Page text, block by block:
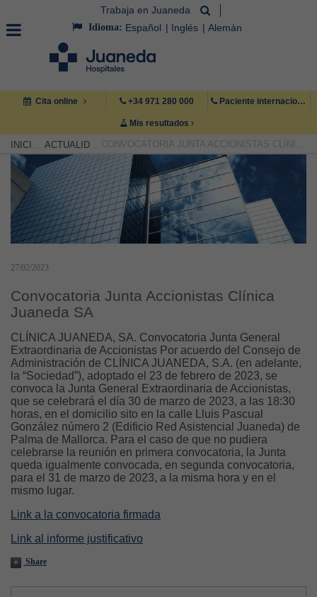
Trabaja en Juaneda
Idioma: Español Inglés Alemán
Cita online +34 971 280 000 Paciente internacional +34 971 222 222
Mis resultados
INICIO ACTUALIDAD CONVOCATORIA JUNTA ACCIONISTAS CLÍNICA JUANEDA SA
27/02/2023
Convocatoria Junta Accionistas Clínica
Juaneda SA
CLÍNICA JUANEDA, SA. Convocatoria Junta General
Extraordinaria de Accionistas Por acuerdo del Consejo de
Administración de CLÍNICA JUANEDA, S.A. (en adelante,
la “Sociedad”), adoptado el 23 de febrero de 2023, se
convoca la Junta General Extraordinaria de Accionistas,
que se celebrará el día 30 de marzo de 2023, a las 18:30
horas, en el domicilio sito en la calle Lluis Pascual
González número 2 (Edificio Red Asistencial Juaneda) de
Palma de Mallorca. Para el caso de que no pudiera
celebrarse la reunión en primera convocatoria, la Junta
queda igualmente convocada, en segunda convocatoria,
para el 31 de marzo de 2023, a la misma hora y en el
mismo lugar.
Link a la convocatoria firmada
Link al informe justificativo
Share